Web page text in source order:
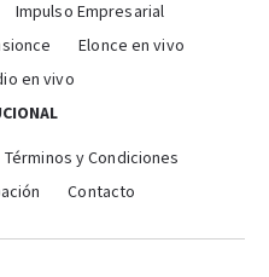
Impulso Empresarial
Elonce en vivo
en vivo
Términos y Condiciones
Contacto